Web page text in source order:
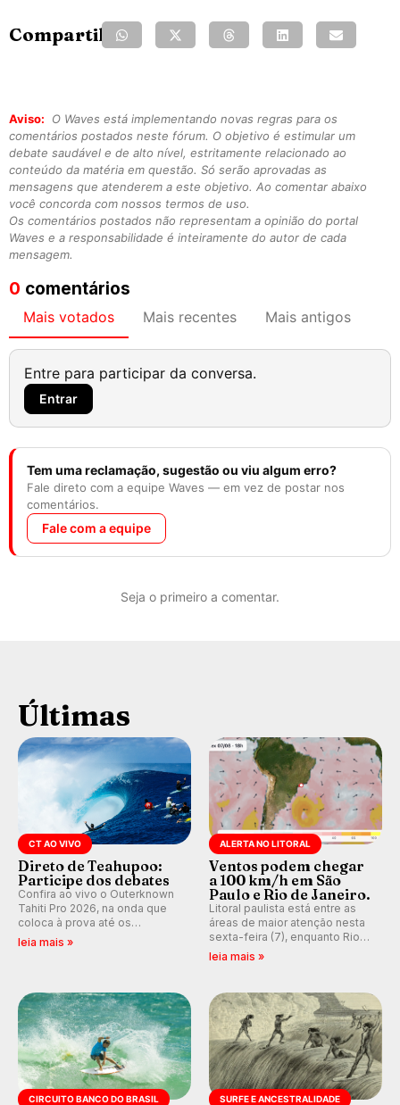
Compartilhe:
Aviso:
O Waves está implementando novas regras para os
comentários postados neste fórum. O objetivo é estimular um
debate saudável e de alto nível, estritamente relacionado ao
conteúdo da matéria em questão. Só serão aprovadas as
mensagens que atenderem a este objetivo. Ao comentar abaixo
você concorda com nossos termos de uso.
Os comentários postados não representam a opinião do portal
Waves e a responsabilidade é inteiramente do autor de cada
mensagem.
0 comentários
Mais votados Mais recentes Mais antigos
Entre para participar da conversa.
Entrar
Tem uma reclamação, sugestão ou viu algum erro?
Fale direto com a equipe Waves — em vez de postar nos
comentários.
Fale com a equipe
Seja o primeiro a comentar.
Últimas
CT AO VIVO
Direto de Teahupoo:
Participe dos debates
Confira ao vivo o Outerknown
Tahiti Pro 2026, na onda que
coloca à prova até os
melhores surfistas do mundo.
E participe dos debates em
leia mais »
ALERTA NO LITORAL
Ventos podem chegar
a 100 km/h em São
Paulo e Rio de Janeiro.
Litoral paulista está entre as
áreas de maior atenção nesta
sexta-feira (7), enquanto Rio
de Janeiro também recebe
alerta para ventos fortes.
km/h em Itanhaém.
leia mais »
CIRCUITO BANCO DO BRASIL SURFE E ANCESTRALIDADE